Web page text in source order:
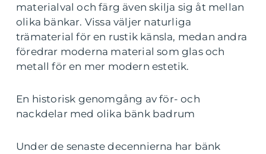
materialval och färg även skilja sig åt mellan
olika bänkar. Vissa väljer naturliga
trämaterial för en rustik känsla, medan andra
föredrar moderna material som glas och
metall för en mer modern estetik.
En historisk genomgång av för- och
nackdelar med olika bänk badrum
Under de senaste decennierna har bänk